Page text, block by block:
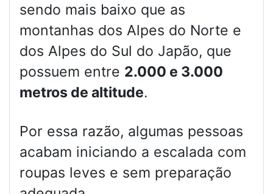
sendo mais baixo que as
montanhas dos Alpes do Norte e
dos Alpes do Sul do Japão, que
possuem entre 2.000 e 3.000
metros de altitude.
Por essa razão, algumas pessoas
acabam iniciando a escalada com
roupas leves e sem preparação